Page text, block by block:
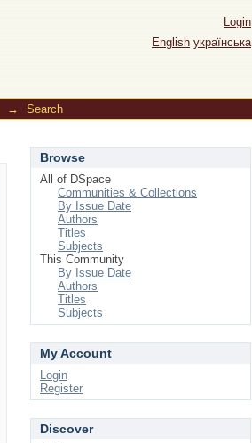
Login
English українська
→ Search
Browse
All of DSpace
Communities & Collections
By Issue Date
Authors
Titles
Subjects
This Community
By Issue Date
Authors
Titles
Subjects
My Account
Login
Register
Discover